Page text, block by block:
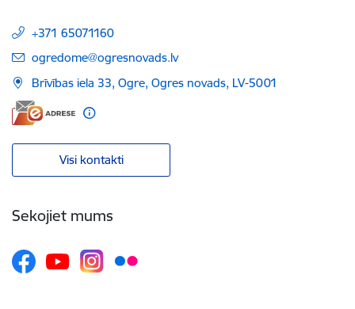
+371 65071160
E-pasts:
ogredome@ogresnovads.lv
Brīvības iela 33, Ogre, Ogres novads, LV-5001
Visi kontakti
Sekojiet mums